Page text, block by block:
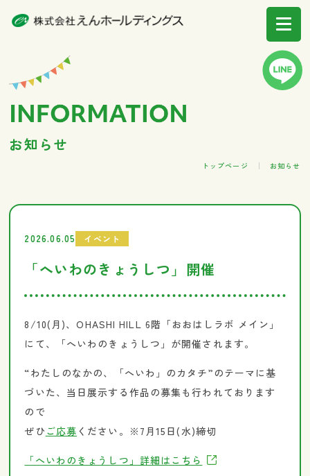
お知らせ
トップページ お知らせ
2026.06.05 イベント
「へいわのきょうしつ」開催
8/10(月)、OHASHI HILL 6階「おおはしラボ メイン」
にて、「へいわのきょうしつ」が開催されます。
“わたしのなかの、「へいわ」のカタチ”のテーマに基
づいた、当日展示する作品の募集も行われております
ので
ぜひ ご応募 ください。※7月15日(水)締切
「へいわのきょうしつ」詳細はこちら